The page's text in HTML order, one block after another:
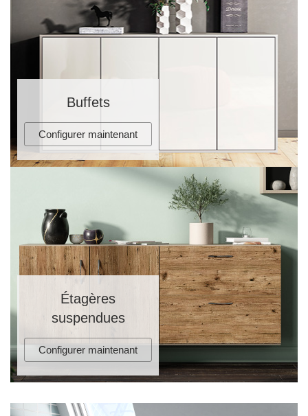
Buffets
Configurer maintenant
Étagères
suspendues
Configurer maintenant